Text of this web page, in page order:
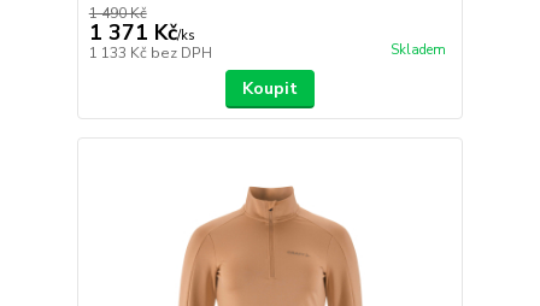
1 490 Kč
1 371 Kč/ks
1 133 Kč bez DPH Skladem
Koupit